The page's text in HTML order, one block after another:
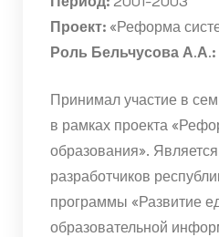
Проект:«Реформа
Роль Бельчусова А.А.:
Принимал участие в
в рамках проекта
образования».
разработчиков
программы «Развитие
образовательной